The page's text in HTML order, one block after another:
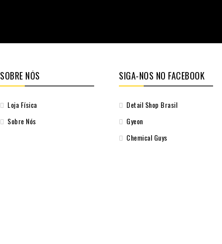
SOBRE NÓS
Loja Física
Sobre Nós
SIGA-NOS NO FACEBOOK
Detail Shop Brasil
Gyeon
Chemical Guys